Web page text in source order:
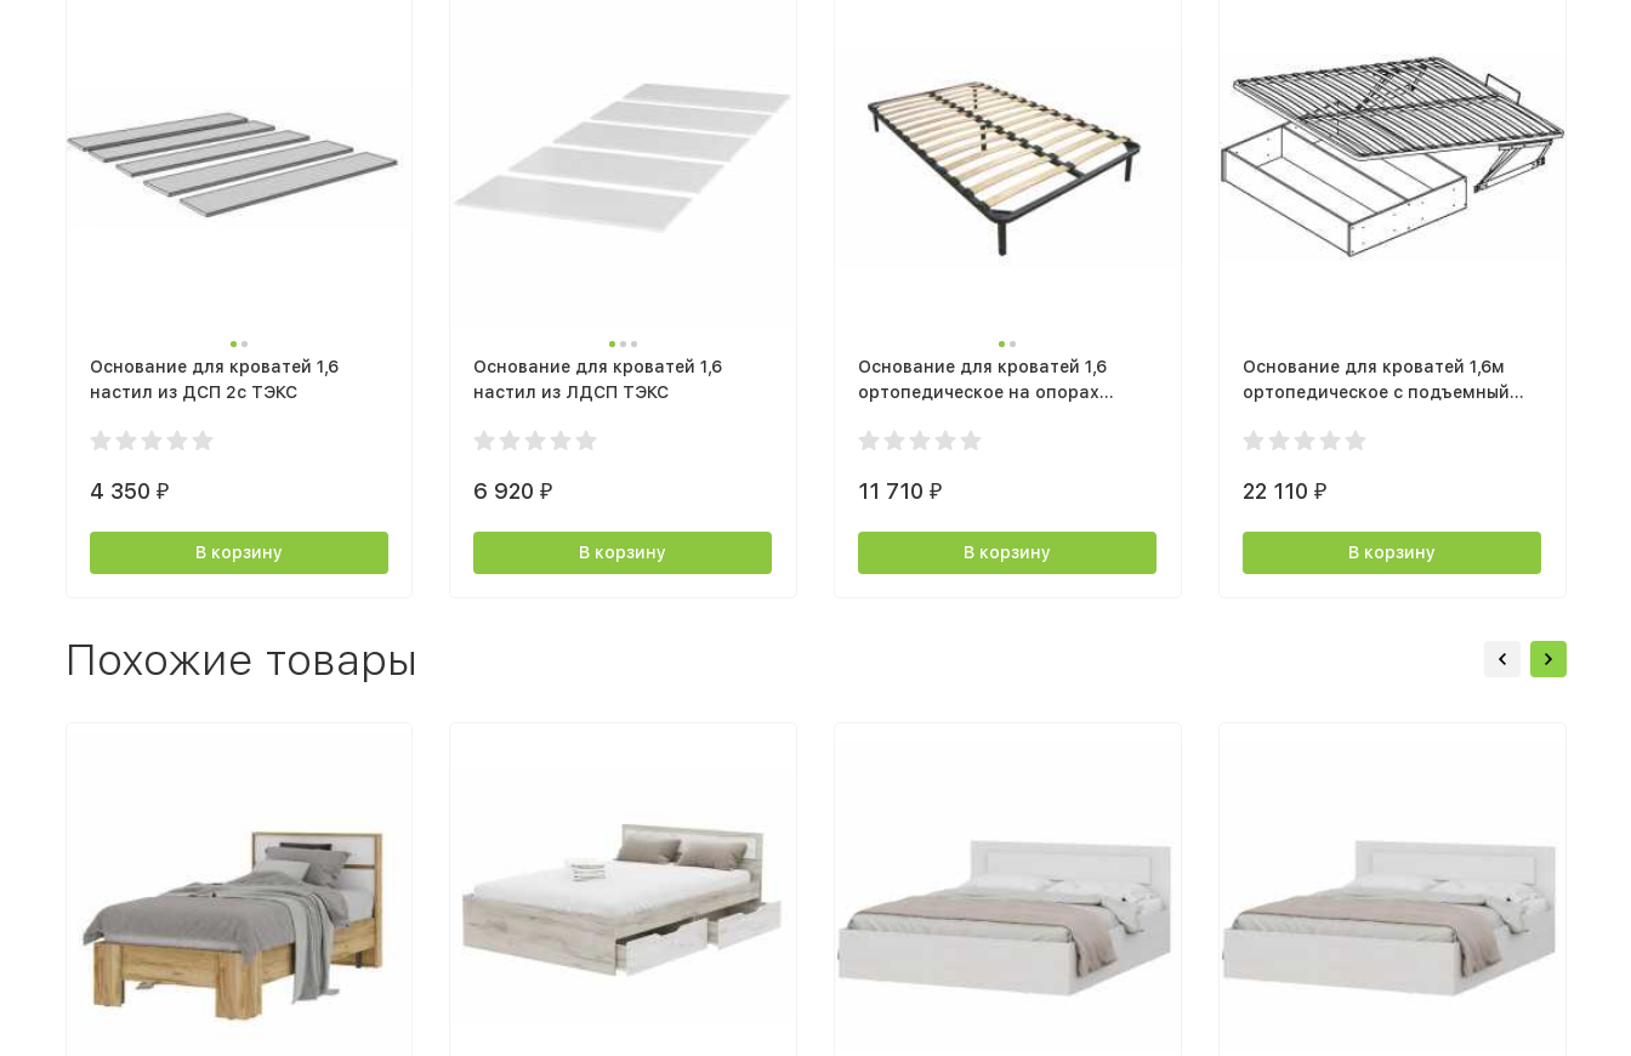
Основание для кроватей 1,6
настил из ДСП 2с ТЭКС
4 350 ₽
В корзину
Основание для кроватей 1,6
настил из ЛДСП ТЭКС
6 920₽
В корзину
Основание для кроватей 1,6
ортопедическое на опорах
11 710 ₽
В корзину
Основание для кроватей 1,6м
ортопедическое с подъемный
22 110 ₽
В корзину
Похожие товары